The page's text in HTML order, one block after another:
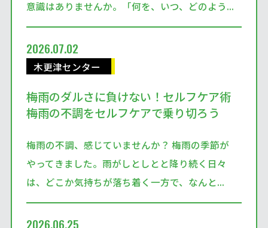
意識はありませんか。「何を、いつ、どのよう...
2026.07.02
木更津センター
梅雨のダルさに負けない！セルフケア術
梅雨の不調をセルフケアで乗り切ろう
梅雨の不調、感じていませんか？ 梅雨の季節が
やってきました。雨がしとしとと降り続く日々
は、どこか気持ちが落ち着く一方で、なんと...
2026.06.25